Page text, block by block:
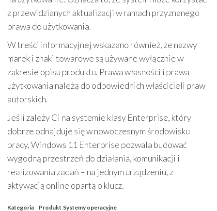
z przewidzianych aktualizacji w ramach przyznanego
prawa do użytkowania.
W treści informacyjnej wskazano również, że nazwy
marek i znaki towarowe są używane wyłącznie w
zakresie opisu produktu. Prawa własności i prawa
użytkowania należą do odpowiednich właścicieli praw
autorskich.
Jeśli zależy Ci na systemie klasy Enterprise, który
dobrze odnajduje się w nowoczesnym środowisku
pracy, Windows 11 Enterprise pozwala budować
wygodną przestrzeń do działania, komunikacji i
realizowania zadań – na jednym urządzeniu, z
aktywacją online opartą o klucz.
Kategoria Produkt Systemy operacyjne